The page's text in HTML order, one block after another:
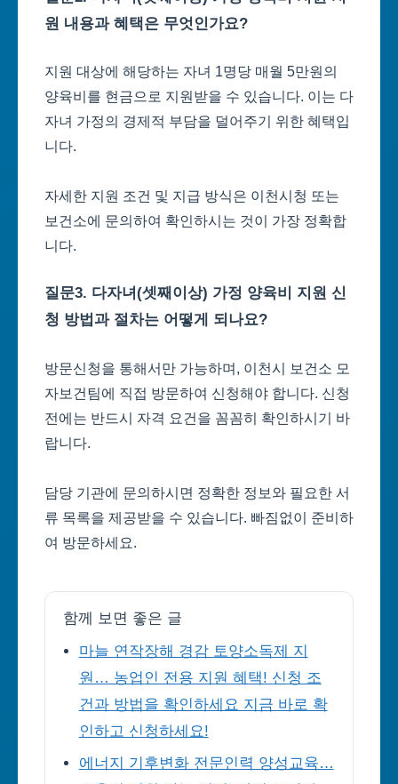
원 내용과 혜택은 무엇인가요?
지원 대상에 해당하는 자녀 1명당 매월 5만원의
양육비를 현금으로 지원받을 수 있습니다. 이는 다
자녀 가정의 경제적 부담을 덜어주기 위한 혜택입
니다.
자세한 지원 조건 및 지급 방식은 이천시청 또는
보건소에 문의하여 확인하시는 것이 가장 정확합
니다.
질문3. 다자녀(셋째이상) 가정 양육비 지원 신
청 방법과 절차는 어떻게 되나요?
방문신청을 통해서만 가능하며, 이천시 보건소 모
자보건팀에 직접 방문하여 신청해야 합니다. 신청
전에는 반드시 자격 요건을 꼼꼼히 확인하시기 바
랍니다.
담당 기관에 문의하시면 정확한 정보와 필요한 서
류 목록을 제공받을 수 있습니다. 빠짐없이 준비하
여 방문하세요.
함께 보면 좋은 글
마늘 연작장해 경감 토양소독제 지
원… 농업인 전용 지원 혜택! 신청 조
건과 방법을 확인하세요 지금 바로 확
인하고 신청하세요!
에너지 기후변화 전문인력 양성교육…